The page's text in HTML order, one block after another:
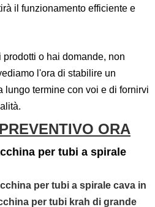
il funzionamento efficiente e
o hai domande, non
l'ora di stabilire un
lungo termine con voi e di fornirvi
ORA
per tubi a spirale
per tubi a spirale cava in
per tubi krah di grande